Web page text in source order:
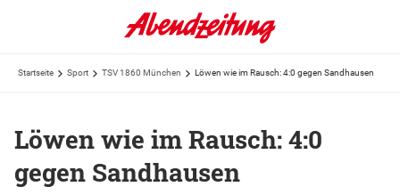
Startseite Sport TSV 1860 München Löwen wie im Rausch: 4:0 gegen Sandhausen
Löwen wie im Rausch: 4:0
gegen Sandhausen